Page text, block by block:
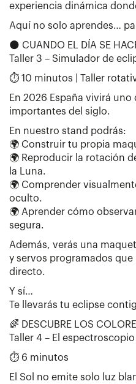
experiencia dinámica
Aquí no solo aprendes…
🌑 CUANDO EL DÍA SE
Taller 3 – Simulador de
⏱ 10 minutos | Taller
En 2026 España vivirá
importantes del siglo.
En nuestro stand podrás:
🌍 Construir tu propia
🌍 Reproducir la rotación
la Luna.
🌍 Comprender
oculto.
🌍 Aprender cómo
segura.
Además, verás una
y servos programados
directo.
Y sí…
Te llevarás tu eclipse
🌈 DESCUBRE LOS
Taller 4 – El espectroscopio
⏱ 6 minutos
El Sol no emite solo luz